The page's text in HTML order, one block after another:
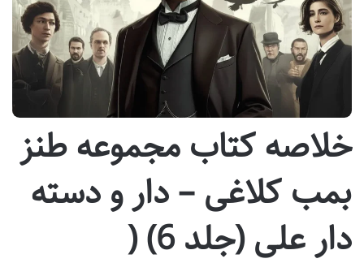
خلاصه کتاب مجموعه طنز
بمب کلاغی – دار و دسته
دار علی (جلد 6) (